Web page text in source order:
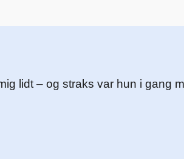
lidt – og straks var hun i gang